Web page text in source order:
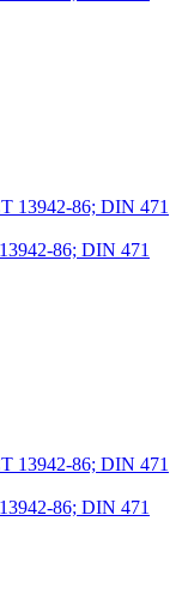
86; DIN 471
86; DIN 471